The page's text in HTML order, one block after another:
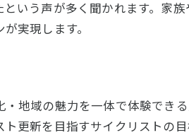
いう声が多く聞かれます。家
実現します。
地域の魅力を一体で体験でき
更新を目指すサイクリストの